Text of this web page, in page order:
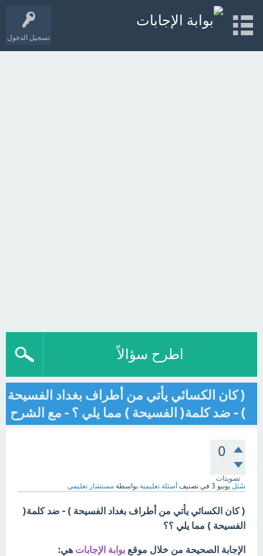
تسجيل الدخول
اطرح سؤالاً
( كان الكسائي يأتي من أطراف بغداد الفسيحة
) - ضد كلمة( الفسيحة ) مما يلي ؟ - مع الشرح
0
تصويتات
سُئل يونيو 3 في تصنيف أسئلة تعليمية بواسطة مستشار تعليمي
( كان الكسائي يأتي من أطراف بغداد الفسيحة ) - ضد كلمة(
الفسيحة ) مما يلي ؟؟
الإجابة الصحيحة من خلال موقع بوابة الإجابات هي: